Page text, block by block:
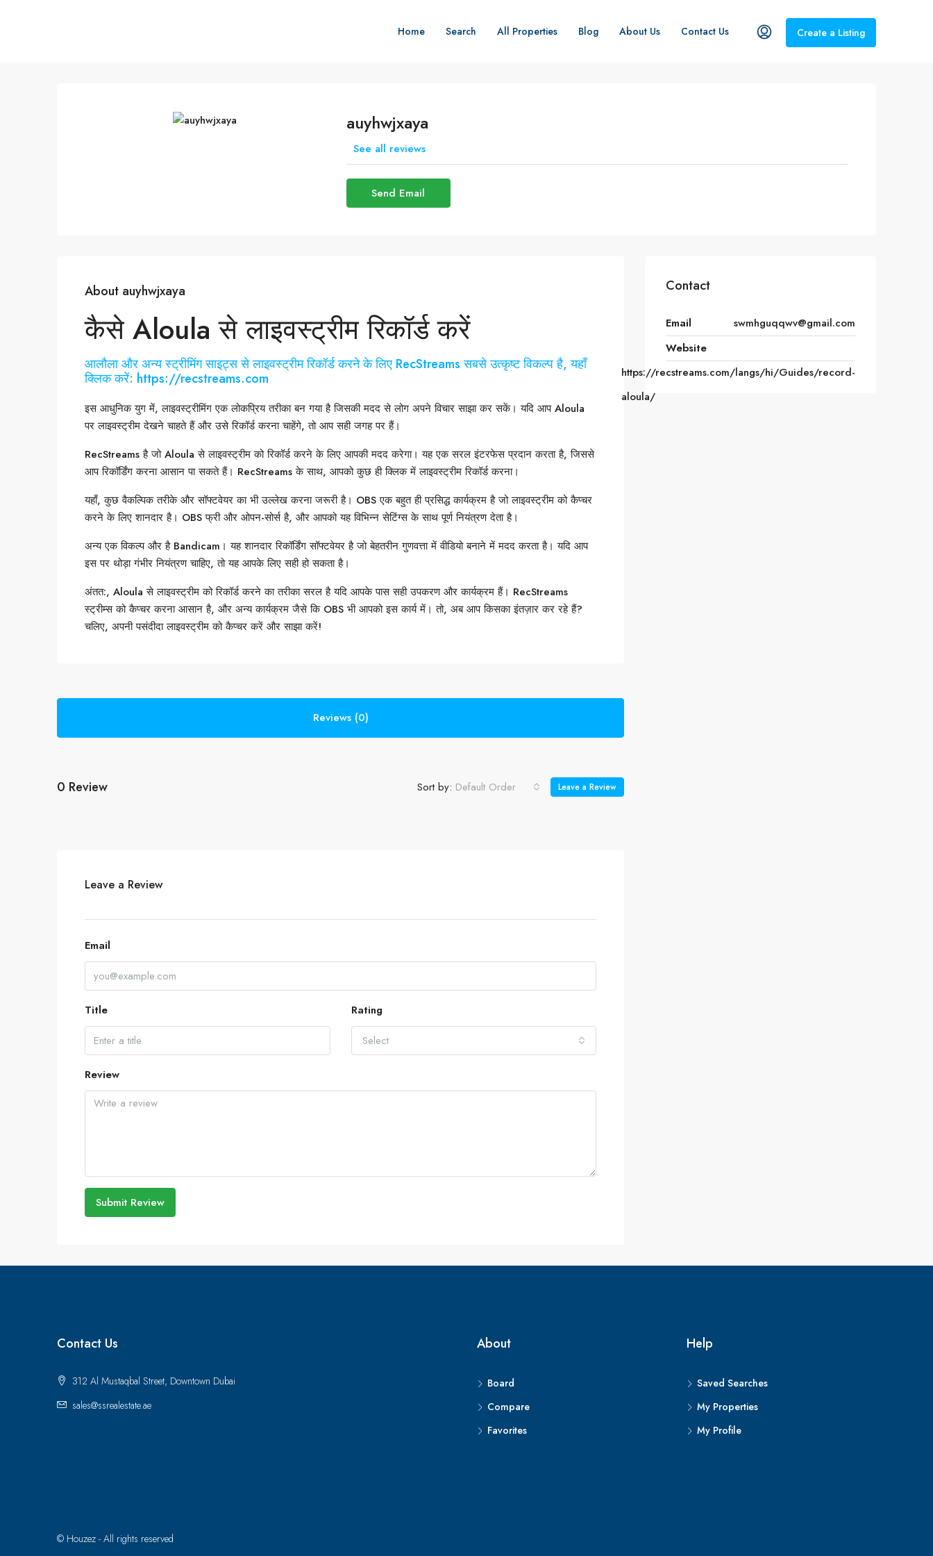
Home Search All Properties Blog About Us Contact Us Create a Listing
auyhwjxaya
See all reviews
Send Email
About auyhwjxaya
कैसे Aloula से लाइवस्ट्रीम रिकॉर्ड करें
आलौला और अन्य स्ट्रीमिंग साइट्स से लाइवस्ट्रीम रिकॉर्ड करने के लिए RecStreams सबसे उत्कृष्ट विकल्प है, यहाँ
क्लिक करें: https://recstreams.com
इस आधुनिक युग में, लाइवस्ट्रीमिंग एक लोकप्रिय तरीका बन गया है जिसकी मदद से लोग अपने विचार साझा कर सकें। यदि आप Aloula
पर लाइवस्ट्रीम देखने चाहते हैं और उसे रिकॉर्ड करना चाहेंगे, तो आप सही जगह पर हैं।
RecStreams है जो Aloula से लाइवस्ट्रीम को रिकॉर्ड करने के लिए आपकी मदद करेगा। यह एक सरल इंटरफेस प्रदान करता है, जिससे
आप रिकॉर्डिंग करना आसान पा सकते हैं। RecStreams के साथ, आपको कुछ ही क्लिक में लाइवस्ट्रीम रिकॉर्ड करना।
यहाँ, कुछ वैकल्पिक तरीके और सॉफ्टवेयर का भी उल्लेख करना जरूरी है। OBS एक बहुत ही प्रसिद्ध कार्यक्रम है जो लाइवस्ट्रीम को कैप्चर
करने के लिए शानदार है। OBS फ्री और ओपन-सोर्स है, और आपको यह विभिन्न सेटिंग्स के साथ पूर्ण नियंत्रण देता है।
अन्य एक विकल्प और है Bandicam। यह शानदार रिकॉर्डिंग सॉफ्टवेयर है जो बेहतरीन गुणवत्ता में वीडियो बनाने में मदद करता है। यदि आप
इस पर थोड़ा गंभीर नियंत्रण चाहिए, तो यह आपके लिए सही हो सकता है।
अंतत:, Aloula से लाइवस्ट्रीम को रिकॉर्ड करने का तरीका सरल है यदि आपके पास सही उपकरण और कार्यक्रम हैं। RecStreams
स्ट्रीम्स को कैप्चर करना आसान है, और अन्य कार्यक्रम जैसे कि OBS भी आपको इस कार्य में। तो, अब आप किसका इंतज़ार कर रहे हैं?
चलिए, अपनी पसंदीदा लाइवस्ट्रीम को कैप्चर करें और साझा करें!
Reviews (0)
0 Review Sort by: Default Order Leave a Review
Leave a Review
Email
Title
Rating
Select
Review
Submit Review
Contact
Email
swmhguqqwv@gmail.com
Website
https://recstreams.com/langs/hi/Guides/record-
aloula/
Contact Us
312 Al Mustaqbal Street, Downtown Dubai
sales@ssrealestate.ae
About
Board
Compare
Favorites
Help
Saved Searches
My Properties
My Profile
© Houzez - All rights reserved